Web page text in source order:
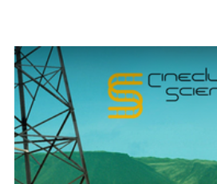
Eventi
e
notizie
Progetto